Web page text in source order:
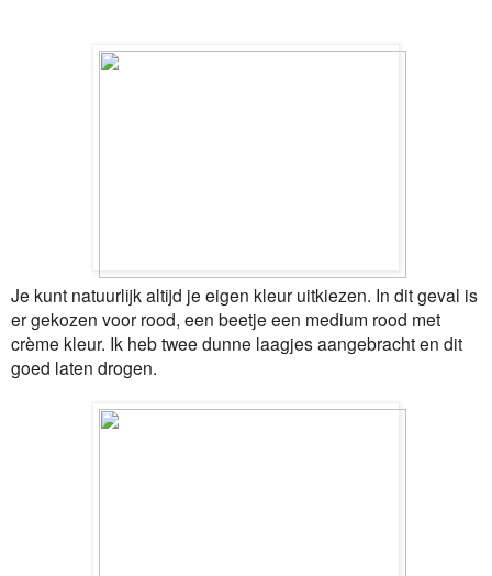
Je kunt natuurlijk altijd je eigen kleur uitkiezen. In dit geval is
er gekozen voor rood, een beetje een medium rood met
crème kleur. Ik heb twee dunne laagjes aangebracht en dit
goed laten drogen.